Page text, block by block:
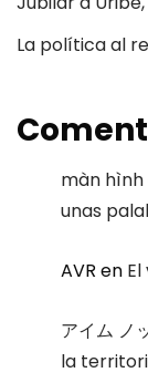
La política al
màn hình
unas
AVR en
アイム ノ
la